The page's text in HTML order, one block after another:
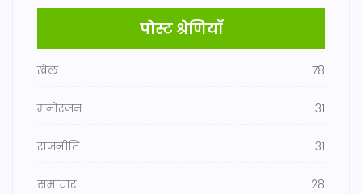
पोस्ट श्रेणियाँ
खेल 78
मनोरंजन 31
राजनीति 31
समाचार 28